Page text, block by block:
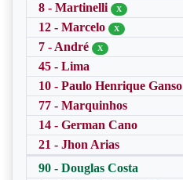
8 - Martinelli
X
12 - Marcelo X
7 - André X
45 - Lima
10 - Paulo Henrique Ganso
77 - Marquinhos
14 - German Cano
21 - Jhon Arias
90 - Douglas Costa